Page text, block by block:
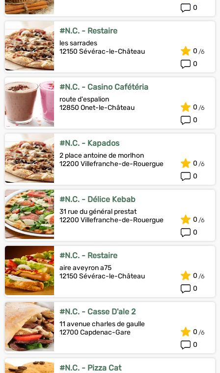
0
#N.C. - Restaire
les sarrades
12150 Sévérac-le-Château
0
0
#N.C. - Casino Cafétéria
route d'espalion
12850 Onet-le-Château
0
0
#N.C. - Kapados
2 place antoine de morlhon
12200 Villefranche-de-Rouergue
0
0
#N.C. - Délice Kebab
31 rue du général prestat
12200 Villefranche-de-Rouergue
0
0
#N.C. - Restaire
aire aveyron a75
12150 Sévérac-le-Château
0
0
#N.C. - Casse D'ale 2
11 avenue charles de gaulle
12700 Capdenac-Gare
0
0
#N.C. - Pizza Cat